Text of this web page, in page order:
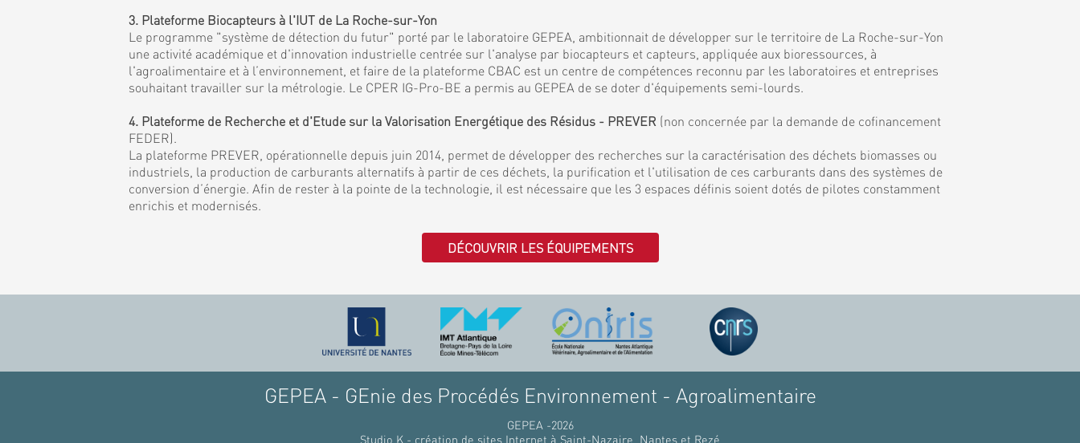
3. Plateforme Biocapteurs à l'IUT de La Roche-sur-Yon
Le programme "système de détection du futur" porté par le laboratoire GEPEA, ambitionnait de développer sur le territoire de La Roche-sur-Yon
une activité académique et d'innovation industrielle centrée sur l'analyse par biocapteurs et capteurs, appliquée aux bioressources, à
l'agroalimentaire et à l’environnement, et faire de la plateforme CBAC est un centre de compétences reconnu par les laboratoires et entreprises
souhaitant travailler sur la métrologie. Le CPER IG-Pro-BE a permis au GEPEA de se doter d'équipements semi-lourds.
4. Plateforme de Recherche et d'Etude sur la Valorisation Energétique des Résidus - PREVER (non concernée par la demande de cofinancement
FEDER).
La plateforme PREVER, opérationnelle depuis juin 2014, permet de développer des recherches sur la caractérisation des déchets biomasses ou
industriels, la production de carburants alternatifs à partir de ces déchets, la purification et l'utilisation de ces carburants dans des systèmes de
conversion d’énergie. Afin de rester à la pointe de la technologie, il est nécessaire que les 3 espaces définis soient dotés de pilotes constamment
enrichis et modernisés.
DÉCOUVRIR LES ÉQUIPEMENTS
GEPEA - GEnie des Procédés Environnement - Agroalimentaire
GEPEA -2026
Studio K - création de sites Internet à Saint-Nazaire, Nantes et Rezé